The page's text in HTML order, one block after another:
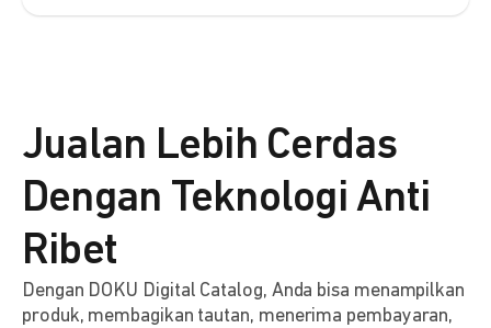
Jualan Lebih Cerdas
Dengan Teknologi Anti
Ribet
Dengan DOKU Digital Catalog, Anda bisa menampilkan
produk, membagikan tautan, menerima pembayaran,